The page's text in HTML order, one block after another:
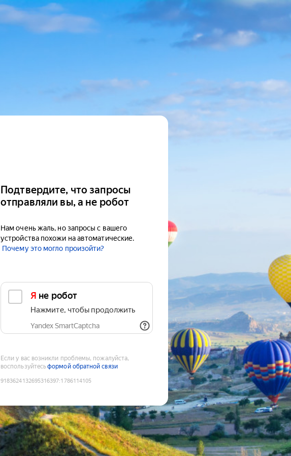
Подтвердите, что запросы
отправляли вы, а не робот
Нам очень жаль, но запросы с вашего
устройства похожи на автоматические.
Почему это могло произойти?
Я не робот
Нажмите, чтобы продолжить
Yandex SmartCaptcha
Если у вас возникли проблемы, пожалуйста,
воспользуйтесьформой обратной связи
9183624132695316397:1786114105